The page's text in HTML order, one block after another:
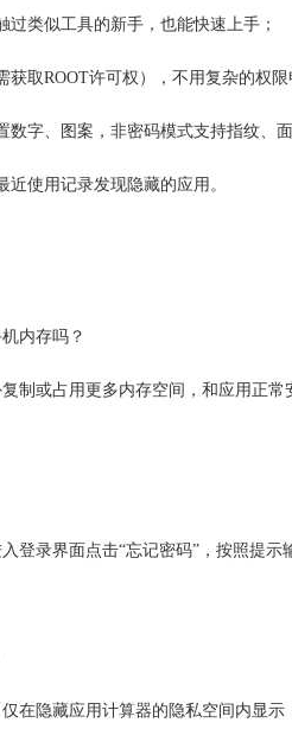
类似工具的新手，也能快速上手；
取ROOT许可权），不用复杂的权限
字、图案，非密码模式支持指纹、
使用记录发现隐藏的应用。
内存吗？
制或占用更多内存空间，和应用正常
登录界面点击“忘记密码”，按照提示
在隐藏应用计算器的隐私空间内显示